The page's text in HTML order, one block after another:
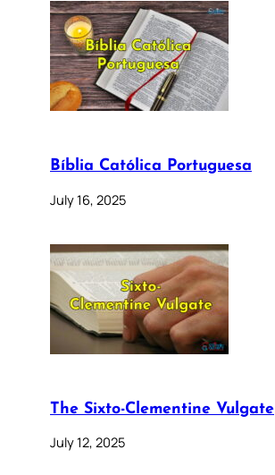
Bíblia Católica Portuguesa
July 16, 2025
The Sixto-Clementine Vulgate
July 12, 2025